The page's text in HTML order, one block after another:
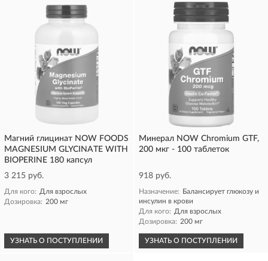
Магний глицинат NOW FOODS
MAGNESIUM GLYCINATE WITH
BIOPERINE 180 капсул
3 215 руб.
Для кого: Для взрослых
Дозировка: 200 мг
УЗНАТЬ О ПОСТУПЛЕНИИ
Минерал NOW Chromium GTF,
200 мкг - 100 таблеток
918 руб.
Назначение: Балансирует глюкозу и
инсулин в крови
Для кого: Для взрослых
Дозировка: 200 мг
УЗНАТЬ О ПОСТУПЛЕНИИ